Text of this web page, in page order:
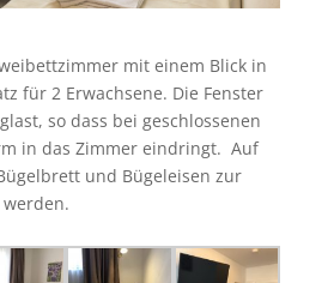
mit einem Blick in
für 2 Erwachsene. Die Fenster
so dass bei geschlossenen
in das Zimmer eindringt. Auf
und Bügeleisen zur